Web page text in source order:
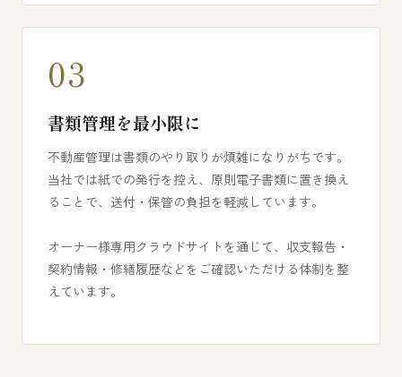
03
書類管理を最小限に
不動産管理は書類のやり取りが煩雑になりがちです。
当社では紙での発行を控え、原則電子書類に置き換え
ることで、送付・保管の負担を軽減しています。
オーナー様専用クラウドサイトを通じて、収支報告・
契約情報・修繕履歴などをご確認いただける体制を整
えています。